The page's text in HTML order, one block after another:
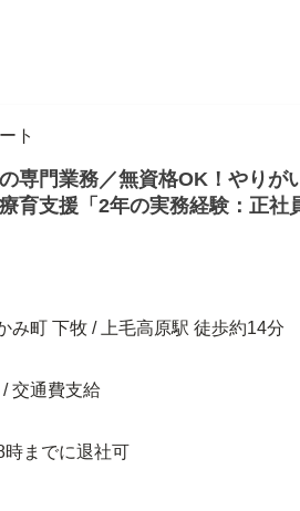
ト
専門業務／無資格OK！やりが
育支援「2年の実務経験：正社
み町 下牧 / 上毛高原駅 徒歩約14分
交通費支給
時までに退社可